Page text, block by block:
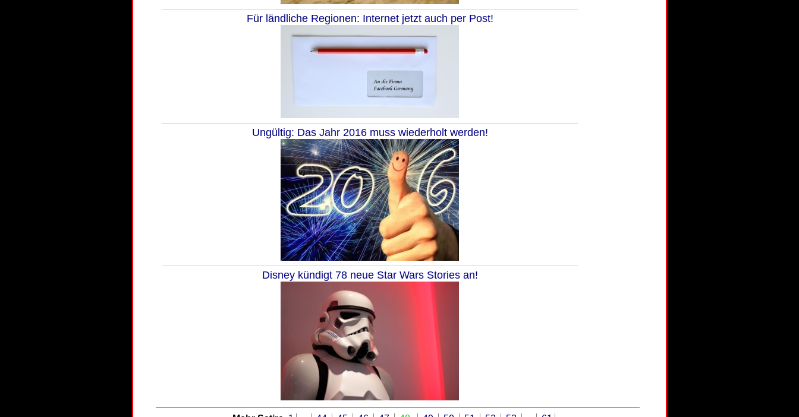
Für ländliche Regionen: Internet jetzt auch per Post!
Ungültig: Das Jahr 2016 muss wiederholt werden!
Disney kündigt 78 neue Star Wars Stories an!